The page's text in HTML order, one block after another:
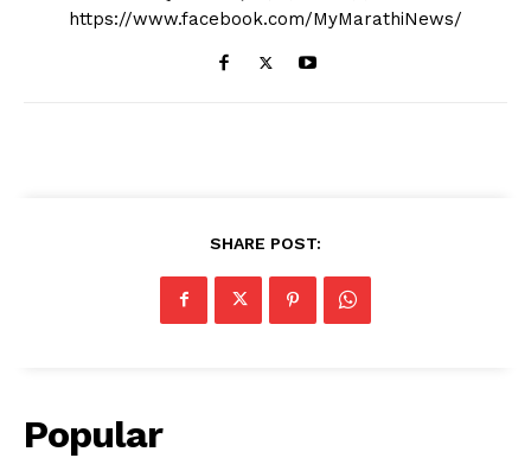
https://www.facebook.com/MyMarathiNews/
SHARE POST:
Popular